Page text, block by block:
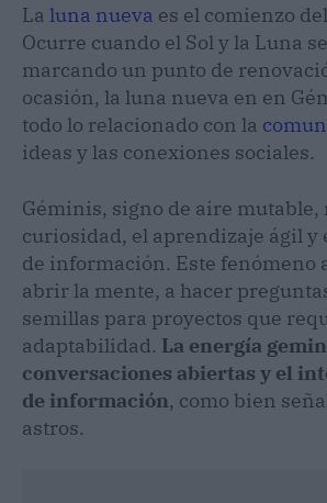
La luna nueva es el comienzo
Ocurre cuando el Sol y la Luna
marcando un punto de
ocasión, la luna nueva en en
todo lo relacionado con la
ideas y las conexiones sociales.
Géminis, signo de aire mutable,
curiosidad, el aprendizaje ágil y
de información. Este fenómeno
abrir la mente, a hacer
semillas para proyectos que
adaptabilidad. La energía
conversaciones abiertas y el
de información, como bien
astros.